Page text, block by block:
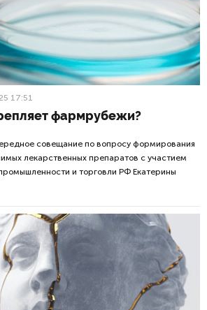
17:51
фармрубежи?
совещание по вопросу формирования
лекарственных препаратов с участием
и торговли РФ Екатерины